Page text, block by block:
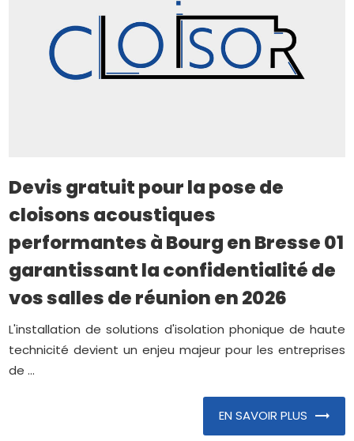
Devis gratuit pour la pose de
cloisons acoustiques
performantes à Bourg en Bresse 01
garantissant la confidentialité de
vos salles de réunion en 2026
L'installation de solutions d'isolation phonique de haute
technicité devient un enjeu majeur pour les entreprises
de ...
EN SAVOIR PLUS